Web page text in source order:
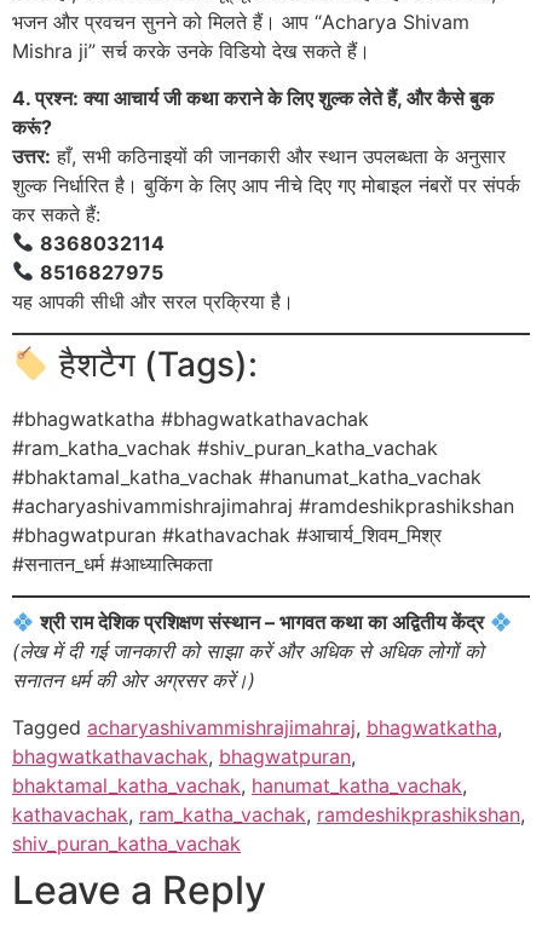
भजन और प्रवचन सुनने को मिलते हैं। आप “Acharya Shivam
Mishra ji” सर्च करके उनके विडियो देख सकते हैं।
4. प्रश्न: क्या आचार्य जी कथा कराने के लिए शुल्क लेते हैं, और कैसे बुक
करूं?
उत्तर: हाँ, सभी कठिनाइयों की जानकारी और स्थान उपलब्धता के अनुसार
शुल्क निर्धारित है। बुकिंग के लिए आप नीचे दिए गए मोबाइल नंबरों पर संपर्क
कर सकते हैं:
8368032114
8516827975
यह आपकी सीधी और सरल प्रक्रिया है।
हैशटैग (Tags):
#bhagwatkatha #bhagwatkathavachak
#ram_katha_vachak #shiv_puran_katha_vachak
#bhaktamal_katha_vachak #hanumat_katha_vachak
#acharyashivammishrajimahraj #ramdeshikprashikshan
#bhagwatpuran #kathavachak #आचार्य_शिवम_मिश्र
#सनातन_धर्म #आध्यात्मिकता
श्री राम देशिक प्रशिक्षण संस्थान – भागवत कथा का अद्वितीय केंद्र
(लेख में दी गई जानकारी को साझा करें और अधिक से अधिक लोगों को
सनातन धर्म की ओर अग्रसर करें।)
Tagged acharyashivammishrajimahraj, bhagwatkatha,
bhagwatkathavachak, bhagwatpuran,
bhaktamal_katha_vachak, hanumat_katha_vachak,
kathavachak, ram_katha_vachak, ramdeshikprashikshan,
shiv_puran_katha_vachak
Leave a Reply